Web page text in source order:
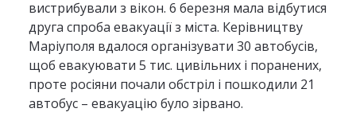
вистрибували з вікон. 6 березня мала відбутися
друга спроба евакуації з міста. Керівництву
Маріуполя вдалося організувати 30 автобусів,
щоб евакуювати 5 тис. цивільних і поранених,
проте росіяни почали обстріл і пошкодили 21
автобус – евакуацію було зірвано.